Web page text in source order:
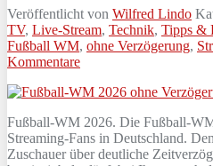
Veröffentlicht von Wilfred Lindo
TV, Live-Stream, Technik, Tipps &
Fußball WM, ohne Verzögerung,
Kommentare
Fußball-WM 2026. Die Fußball-
Streaming-Fans in Deutschland.
Zuschauer über deutliche